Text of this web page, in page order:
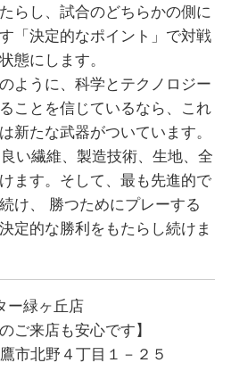
らし、試合のどちらかの側に
「決定的なポイント」で対戦
態にします。
ように、科学とテクノロジー
ことを信じているなら、これ
新たな武器がついています。
い繊維、製造技術、生地、全
ます。そして、最も先進的で
け、 勝つためにプレーする
定的な勝利をもたらし続けま
ー緑ヶ丘店
ご来店も安心です】
市北野４丁目１－２５